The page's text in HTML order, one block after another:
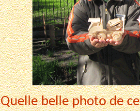
Quelle belle photo de